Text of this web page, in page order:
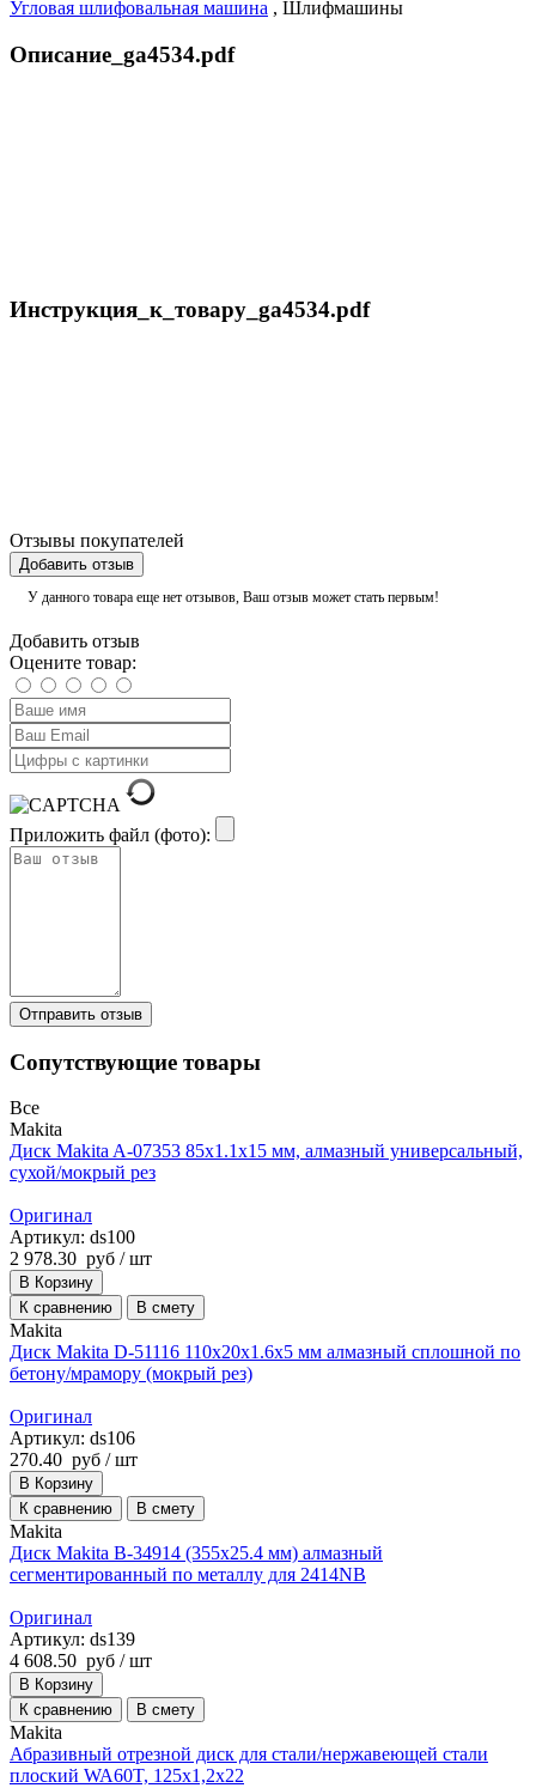
Угловая шлифовальная машина , Шлифмашины
Описание_ga4534.pdf
Инструкция_к_товару_ga4534.pdf
Отзывы покупателей
Добавить отзыв
У данного товара еще нет отзывов, Ваш отзыв может стать первым!
Добавить отзыв
Оцените товар:
Приложить файл (фото):
Сопутствующие товары
Все
Makita
Диск Makita A-07353 85x1.1x15 мм, алмазный универсальный,
сухой/мокрый рез
Оригинал
Артикул: ds100
2 978.30 руб / шт
В Корзину
К сравнению
В смету
Makita
Диск Makita D-51116 110x20x1.6x5 мм алмазный сплошной по
бетону/мрамору (мокрый рез)
Оригинал
Артикул: ds106
270.40 руб / шт
В Корзину
К сравнению
В смету
Makita
Диск Makita B-34914 (355x25.4 мм) алмазный
сегментированный по металлу для 2414NB
Оригинал
Артикул: ds139
4 608.50 руб / шт
В Корзину
К сравнению
В смету
Makita
Абразивный отрезной диск для стали/нержавеющей стали
плоский WA60T, 125x1,2x22